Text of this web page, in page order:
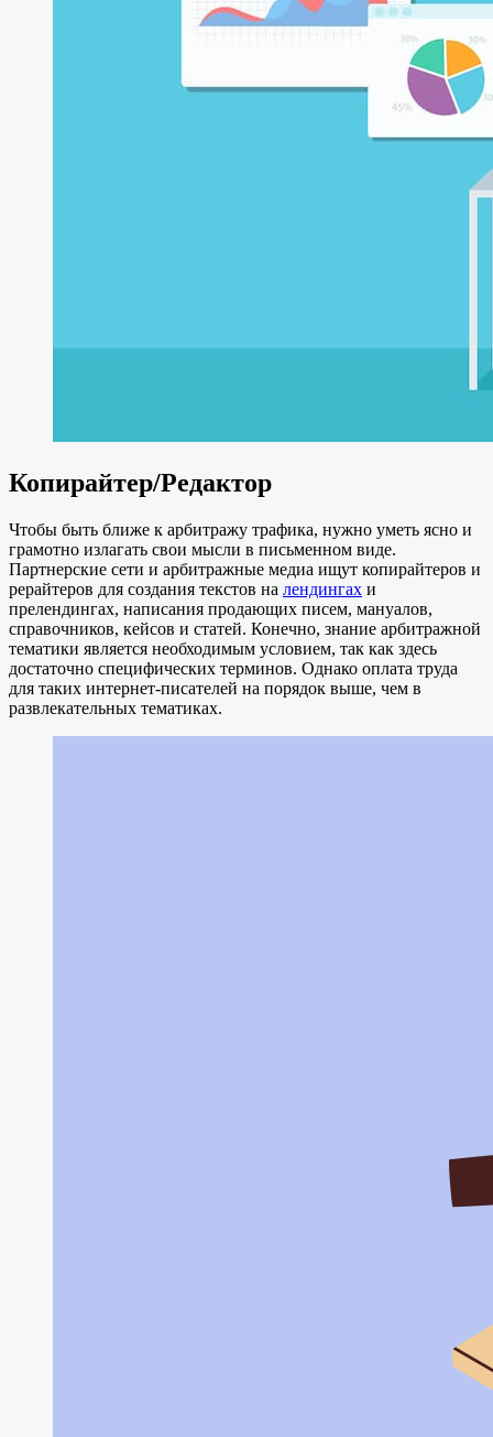
Копирайтер/Редактор
Чтобы быть ближе к арбитражу трафика, нужно уметь ясно и
грамотно излагать свои мысли в письменном виде.
Партнерские сети и арбитражные медиа ищут копирайтеров и
рерайтеров для создания текстов на лендингах и
прелендингах, написания продающих писем, мануалов,
справочников, кейсов и статей. Конечно, знание арбитражной
тематики является необходимым условием, так как здесь
достаточно специфических терминов. Однако оплата труда
для таких интернет-писателей на порядок выше, чем в
развлекательных тематиках.